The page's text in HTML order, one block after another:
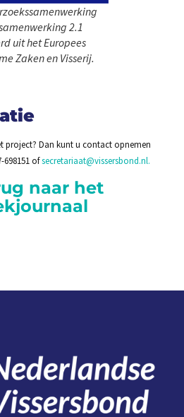
2.1
uit het Europees
Zaken en Visserij.
project? Dan kunt u contact opnemen
698151 ofsecretariaat@vissersbond.nl.
naar het